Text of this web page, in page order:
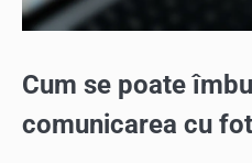
Cum se poate
comunicarea cu